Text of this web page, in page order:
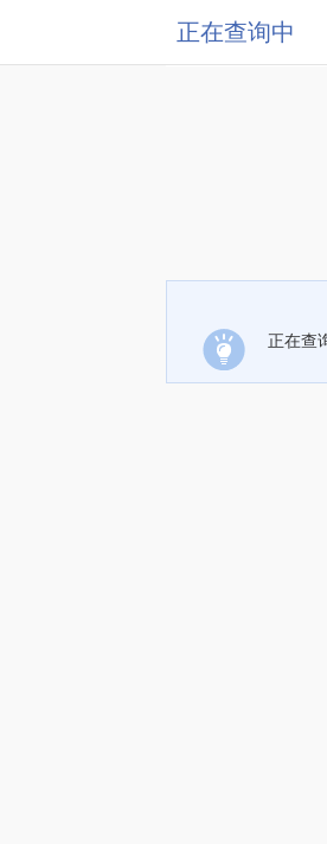
正在查询中
正在查